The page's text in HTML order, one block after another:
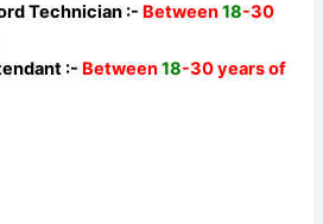
Technician :- Between18-30
:- Between18-30 years of